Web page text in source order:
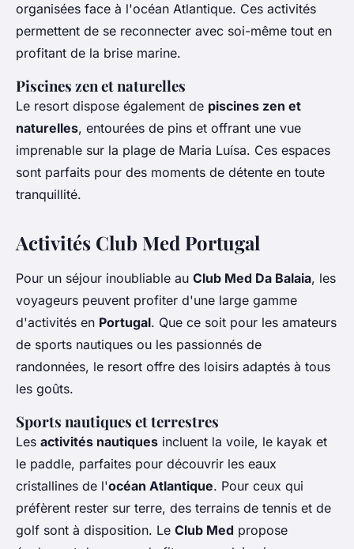
organisées face à l'océan Atlantique. Ces activités
permettent de se reconnecter avec soi-même tout en
profitant de la brise marine.
Piscines zen et naturelles
Le resort dispose également de piscines zen et
naturelles, entourées de pins et offrant une vue
imprenable sur la plage de Maria Luísa. Ces espaces
sont parfaits pour des moments de détente en toute
tranquillité.
Activités Club Med Portugal
Pour un séjour inoubliable au Club Med Da Balaia, les
voyageurs peuvent profiter d'une large gamme
d'activités en Portugal. Que ce soit pour les amateurs
de sports nautiques ou les passionnés de
randonnées, le resort offre des loisirs adaptés à tous
les goûts.
Sports nautiques et terrestres
Les activités nautiques incluent la voile, le kayak et
le paddle, parfaites pour découvrir les eaux
cristallines de l'océan Atlantique. Pour ceux qui
préfèrent rester sur terre, des terrains de tennis et de
golf sont à disposition. Le Club Med propose